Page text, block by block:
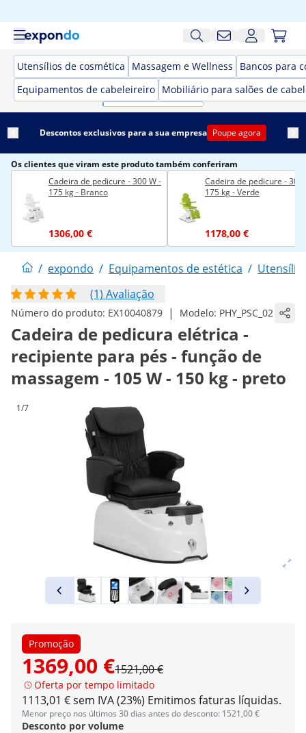
Utensílios de cosmética Massagem e Wellness
Bancos para
Equipamentos de cabeleireiro Mobiliário para salões de
Descontos exclusivos para a sua empresa Poupe agora
Os clientes que viram este produto também conferiram
Cadeira de pedicure - 300 W -
175 kg - Branco
1306,00 €
Cadeira de pedicure - 300
175 kg - Verde
1178,00 €
/ expondo / Equipamentos de estética /
(1) Avaliação
Número do produto: EX10040879 | Modelo: PHY_PSC_02
Cadeira de pedicura elétrica -
recipiente para pés - função de
massagem - 105 W - 150 kg - preto
1/7
Promoção
1369,00 €1521,00 €
Oferta por tempo limitado
1113,01 € sem IVA (23%) Emitimos faturas líquidas.
Menor preço nos últimos 30 dias antes do desconto: 1521,00 €
Desconto por volume